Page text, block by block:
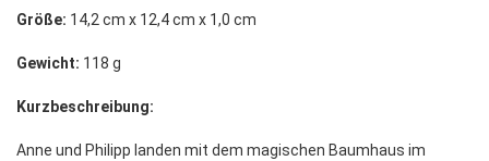
Größe: 14,2 cm x 12,4 cm x 1,0 cm
Gewicht: 118 g
Kurzbeschreibung:
Anne und Philipp landen mit dem magischen Baumhaus im